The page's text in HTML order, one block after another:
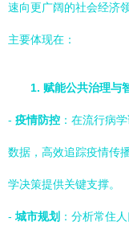
速向更广阔的社会经济
主要体现在：
1. 赋能公共治理与
- 疫情防控 ：在流行病
数据，高效追踪疫情传
学决策提供关键支撑。
- 城市规划 ：分析常住